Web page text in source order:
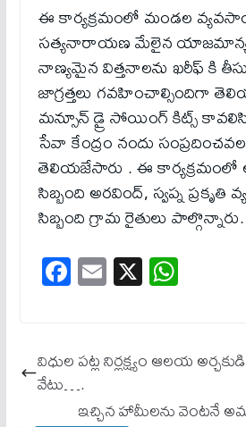
ఈ కార్యక్రమంలో మండల
సత్యనారాయణ మేలైన యాజమాన్య
నాణ్యమైన విత్తనాలను ఖరీఫ్ కి
జాగ్రత్తలు గవహించాల్సిందిగా
మన్సూన్ డ్రై సోయింగ్ కిట్స్
సేవా కేంద్రం నందు
తెలియజేసారు . ఈ కార్యక్రమంలో
సిబ్బంది అరవింద్, స్వప్న
సిబ్బంది గ్రామ రైతులు పాల్గొన్నారు.
Fa
ce
ok
E
m
X W
ha
A
విధుల పట్ల నిర్లక్ష్యం ఆలయ
వేటు….
ఇచ్చిన హామీలను వెంటనే